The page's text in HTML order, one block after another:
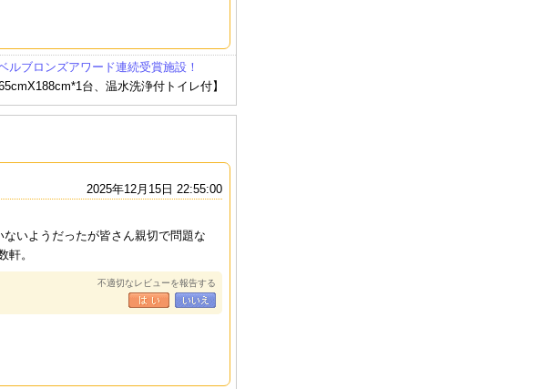
ルブロンズアワード連続受賞施設！
台、温水洗浄付トイレ付】
2025年12月15日 22:55:00
いようだったが皆さん親切で問題な
軒。
不適切なレビューを報告する